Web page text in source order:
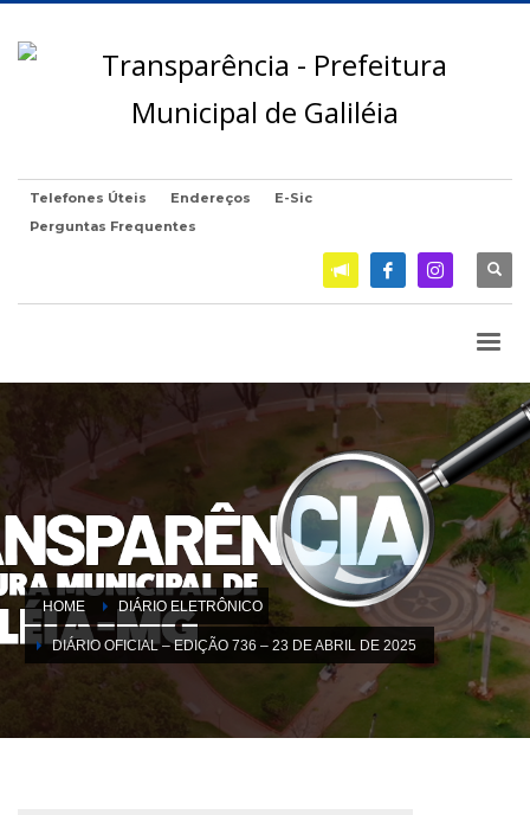
Telefones Úteis Endereços
E-Sic
Perguntas Frequentes
HOME DIÁRIO ELETRÔNICO
DIÁRIO OFICIAL – EDIÇÃO 736 – 23 DE ABRIL DE 2025